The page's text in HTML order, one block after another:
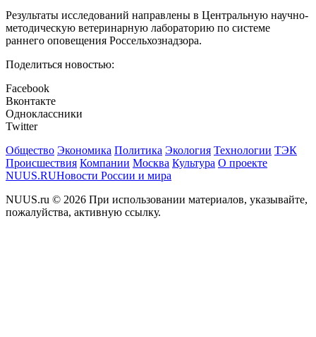
Результаты исследований направлены в Центральную научно-
методическую ветеринарную лабораторию по системе
раннего оповещения Россельхознадзора.
Поделиться новостью:
Facebook
Вконтакте
Одноклассники
Twitter
Общество Экономика Политика Экология Технологии ТЭК
Происшествия Компании Москва Культура О проекте
NUUS.RUНовости России и мира
NUUS.ru © 2026 При использовании материалов, указывайте,
пожалуйства, активную ссылку.